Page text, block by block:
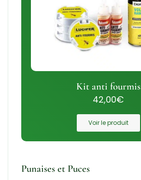
Kit anti fourmis
42,00€
Voir le produit
Punaises et Puces